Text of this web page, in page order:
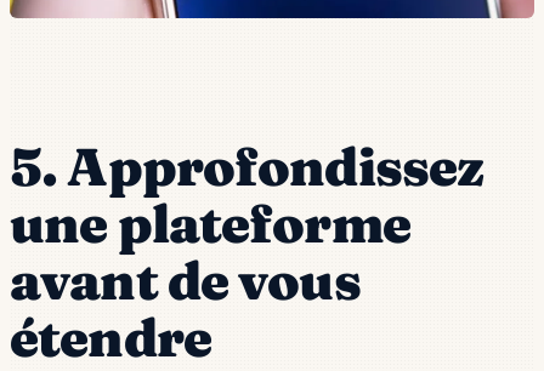
5. Approfondissez
une plateforme
avant de vous
étendre